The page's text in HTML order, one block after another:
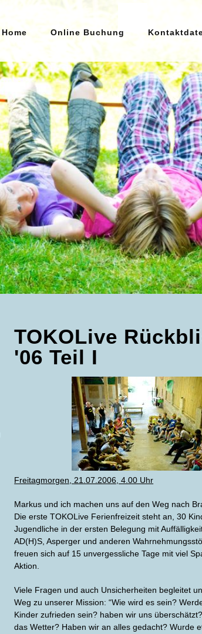
Home
Online Buchung
Kontaktdaten
Mitbringliste
Unsere AGB's
Home Online Buchung
TOKOLive
'06 Teil I
Freitagmorgen, 21.07.2006, 4.00 Uhr
Markus und ich machen uns auf den Weg nach
Die erste TOKOLive Ferienfreizeit steht an, 30
Jugendliche in der ersten Belegung mit
AD(H)S, Asperger und anderen
freuen sich auf 15 unvergessliche Tage mit viel
Aktion.
Viele Fragen und auch Unsicherheiten begleitet
Weg zu unserer Mission: “Wie wird es sein?
Kinder zufrieden sein? haben wir uns
das Wetter? Haben wir an alles gedacht? Wurde